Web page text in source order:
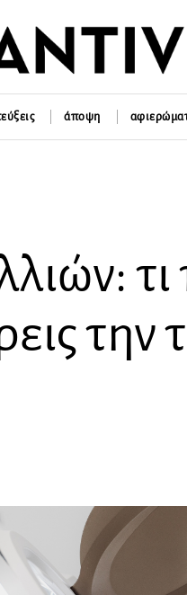
άποψη
τι
την